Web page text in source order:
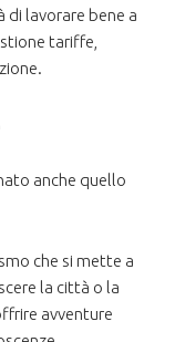
di lavorare bene a
tariffe,
anche quello
che si mette a
la città o la
avventure